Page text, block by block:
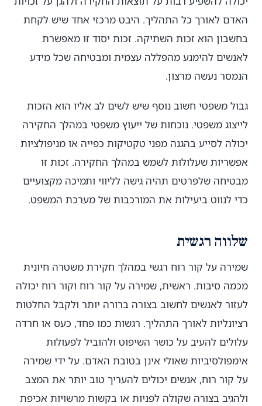
האדם לאורך כל התהליך. היבט מרכזי אחד שיש לקחת
בחשבון הוא זכות השתיקה. זכות יסוד זו מאפשרת
לאנשים להימנע מהפללה עצמית ומבטיחה שכל מידע
הנמסר נעשה מרצון.
גבול משפטי חשוב נוסף שיש לשים לב אליו הוא הזכות
לייצוג משפטי. נוכחות של ייעוץ משפטי במהלך החקירה
יכולה לסייע בהגנה מפני טקטיקות כפייה או מניפולציות
אפשריות שעלולות לשמש במהלך החקירה. זכות זו
מבטיחה שלפרטים תהיה גישה לליווי ותמיכה מקצועיים
כדי לנווט ביעילות את המורכבות של מערכת המשפט.
שלווה רגשית
שמירה על קור רוח רגשי במהלך חקירת משטרה חיונית
מכמה סיבות. ראשית, שמירה על קור רוח וקור רוח יכולה
לעזור לאנשים לחשוב בצורה ברורה יותר ולקבל החלטות
רציונליות לאורך התהליך. רגשות כמו פחד, כעס או חרדה
עלולים להעיב על כושר השיפוט ולהוביל לפעולות
אימפולסיביות שאולי אינן בטובת האדם. על ידי שמירה
על קור רוח, אנשים יכולים להעריך טוב יותר את המצב
ולהגיב בצורה שקולה לפניות או בקשות מרשויות אכיפת